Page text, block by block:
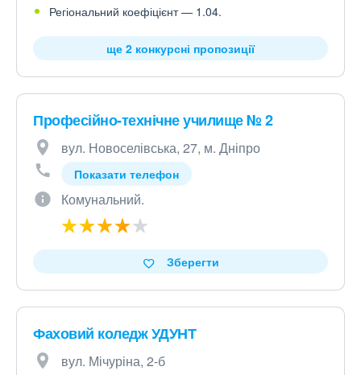
Регіональний коефіцієнт — 1.04.
ще 2 конкурсні пропозиції
Професійно-технічне училище № 2
вул. Новоселівська, 27, м. Дніпро
Показати телефон
Комунальний.
Зберегти
Фаховий коледж УДУНТ
вул. Мічуріна, 2-б